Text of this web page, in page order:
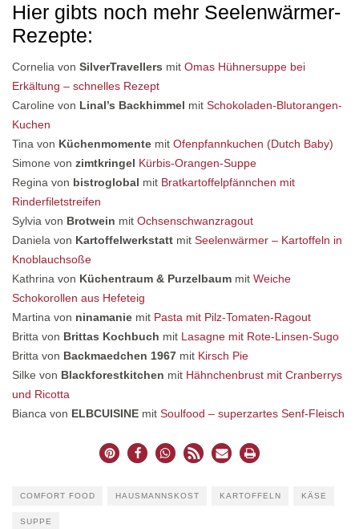
Hier gibts noch mehr Seelenwärmer-
Rezepte:
Cornelia von SilverTravellers mit Omas Hühnersuppe bei
Erkältung – schnelles Rezept
Caroline von Linal’s Backhimmel mit Schokoladen-Blutorangen-
Kuchen
Tina von Küchenmomente mit Ofenpfannkuchen (Dutch Baby)
Simone von zimtkringel Kürbis-Orangen-Suppe
Regina von bistroglobal mit Bratkartoffelpfännchen mit
Rinderfiletstreifen
Sylvia von Brotwein mit Ochsenschwanzragout
Daniela von Kartoffelwerkstatt mit Seelenwärmer – Kartoffeln in
Knoblauchsoße
Kathrina von Küchentraum & Purzelbaum mit Weiche
Schokorollen aus Hefeteig
Martina von ninamanie mit Pasta mit Pilz-Tomaten-Ragout
Britta von Brittas Kochbuch mit Lasagne mit Rote-Linsen-Sugo
Britta von Backmaedchen 1967 mit Kirsch Pie
Silke von Blackforestkitchen mit Hähnchenbrust mit Cranberrys
und Ricotta
Bianca von ELBCUISINE mit Soulfood – superzartes Senf-Fleisch
COMFORT FOOD HAUSMANNSKOST KARTOFFELN KÄSE
SUPPE